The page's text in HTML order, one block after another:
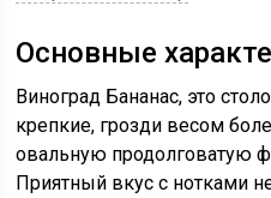
Основные
Виноград Бананас, это
крепкие, грозди весом
овальную продолговатую
Приятный вкус с нотками